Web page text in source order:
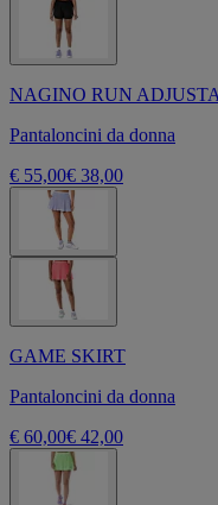
NAGINO RUN
Pantaloncini da donna
€ 55,00€ 38,00
GAME SKIRT
Pantaloncini da donna
€ 60,00€ 42,00